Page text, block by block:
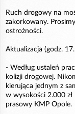
Ruch drogowy na
zakorkowany.
ostrożności.
Aktualizacja (godz.
- Według ustaleń
kolizji drogowej.
kierująca jednym z
w wysokości 2.000 zł
prasowy KMP Opole.